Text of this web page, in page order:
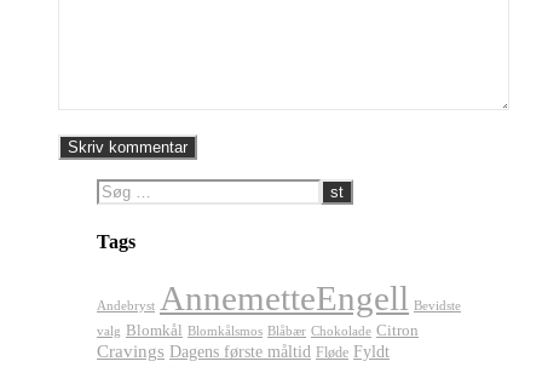
Tags
Andebryst AnnemetteEngell Bevidste
valg Blomkål Blomkålsmos Blåbær Chokolade Citron
Cravings Dagens første måltid Fløde Fyldt